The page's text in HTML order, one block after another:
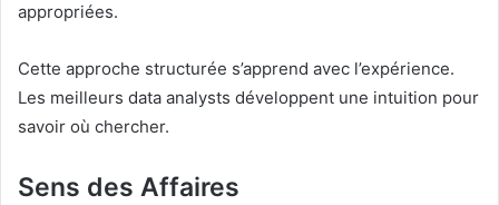
appropriées.
Cette approche structurée s’apprend avec l’expérience.
Les meilleurs data analysts développent une intuition pour
savoir où chercher.
Sens des Affaires